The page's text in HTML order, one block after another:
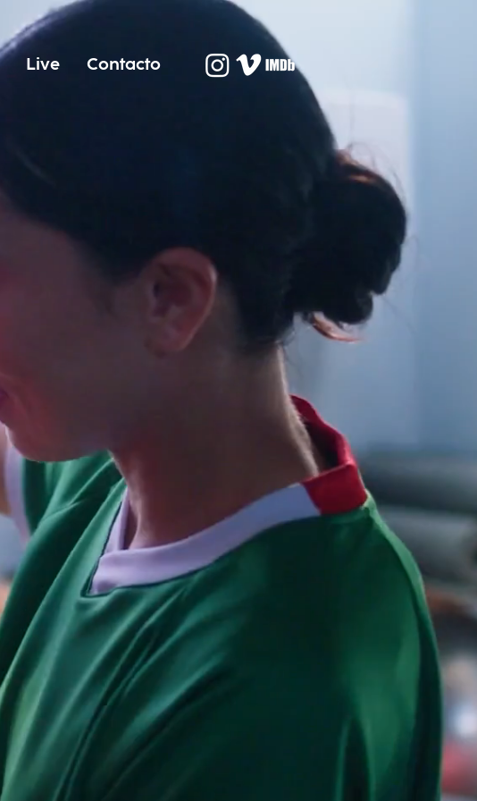
Live Contacto